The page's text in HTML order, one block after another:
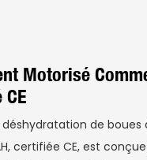
Motorisé
de boues
certifiée CE, est